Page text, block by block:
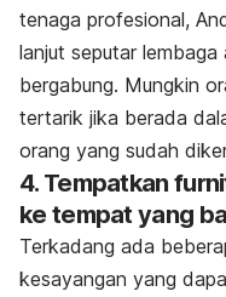
tenaga profesional,
lanjut seputar
bergabung. Mungkin
tertarik jika berada
orang yang sudah
4. Tempatkan
ke tempat yang
Terkadang ada
kesayangan yang